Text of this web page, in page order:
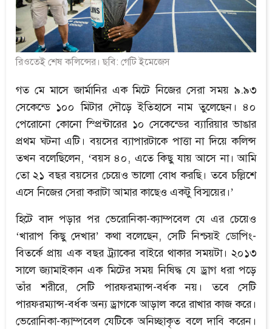
রিওতেই শেষ কলিন্সের। ছবি: গেটি ইমেজেস
গত মে মাসে জার্মানির এক মিটে নিজের সেরা সময় ৯.৯৩
সেকেন্ডে ১০০ মিটার দৌড়ে ইতিহাসে নাম তুলেছেন। ৪০
পেরোনো কোনো স্প্রিন্টারের ১০ সেকেন্ডের ব্যারিয়ার ভাঙার
প্রথম ঘটনা এটি। বয়সের ব্যাপারটাকে পাত্তা না দিয়ে কলিন্স
তখন বলেছিলেন, ‘বয়স ৪০, এতে কিছু যায় আসে না। আমি
তো ২১ বছর বয়সের চেয়েও ভালো বোধ করছি। তবে চল্লিশে
এসে নিজের সেরা করাটা আমার কাছেও একটু বিস্ময়ের।’
হিটে বাদ পড়ার পর ভেরোনিকা-ক্যাম্পবেল যে এর চেয়েও
‘খারাপ কিছু দেখার’ কথা বলেছেন, সেটি নিশ্চয়ই ডোপিং-
বিতর্কে প্রায় এক বছর ট্র্যাকের বাইরে থাকার সময়টা। ২০১৩
সালে জ্যামাইকান এক মিটের সময় নিষিদ্ধ যে ড্রাগ ধরা পড়ে
তাঁর শরীরে, সেটি পারফরম্যান্স-বর্ধক নয়। তবে সেটি
পারফরম্যান্স-বর্ধক অন্য ড্রাগকে আড়াল করে রাখার কাজ করে।
ভেরোনিকা-ক্যাম্পবেল যেটিকে অনিচ্ছাকৃত বলে দাবি করেন।